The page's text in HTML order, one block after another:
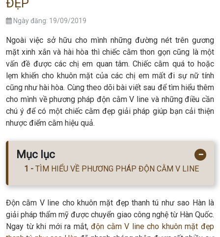
ĐẸP
Ngày đăng: 19/09/2019
Ngoài việc sở hữu cho mình những đường nét trên gương
mặt xinh xắn và hài hòa thì chiếc cằm thon gọn cũng là một
vấn đề được các chị em quan tâm. Chiếc cằm quá to hoặc
lẹm khiến cho khuôn mặt của các chị em mất đi sự nữ tính
cũng như hài hòa. Cùng theo dõi bài viết sau để tìm hiểu thêm
cho mình về phương pháp độn cằm V line và những điều cần
chú ý để có một chiếc cằm đẹp giải pháp giúp bạn cải thiện
nhược điểm cằm hiệu quả.
Mục lục −
TÌM HIỂU VỀ PHƯƠNG PHÁP ĐỘN CẰM V LINE
Độn cằm V line cho khuôn mặt đẹp thanh tú như sao Hàn là
giải pháp thẩm mỹ được chuyển giao công nghệ từ Hàn Quốc.
Ngay từ khi mới ra mắt,độn cằm V line cho khuôn mặt đẹp